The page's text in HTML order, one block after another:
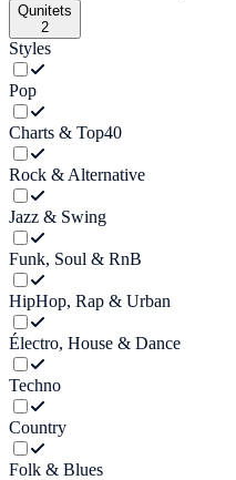
Qunitets
2
Styles
Pop
Charts & Top40
Rock & Alternative
Jazz & Swing
Funk, Soul & RnB
HipHop, Rap & Urban
Électro, House & Dance
Techno
Country
Folk & Blues